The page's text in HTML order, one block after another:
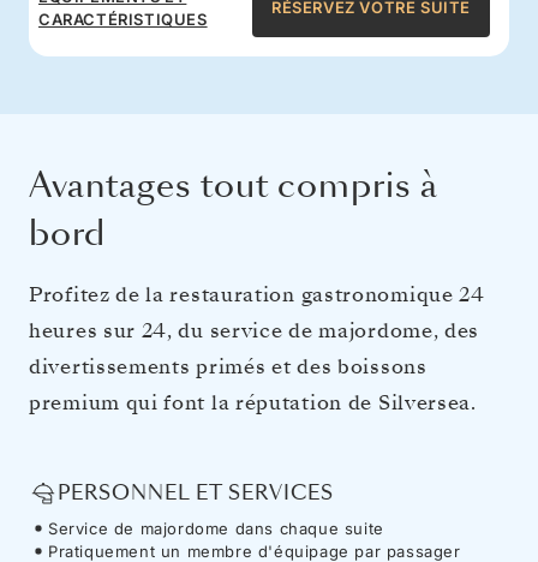
CARACTÉRISTIQUES
RÉSERVEZ VOTRE SUITE
Avantages tout compris à
bord
Profitez de la restauration gastronomique 24
heures sur 24, du service de majordome, des
divertissements primés et des boissons
premium qui font la réputation de Silversea.
PERSONNEL ET SERVICES
Service de majordome dans chaque suite
Pratiquement un membre d'équipage par passager